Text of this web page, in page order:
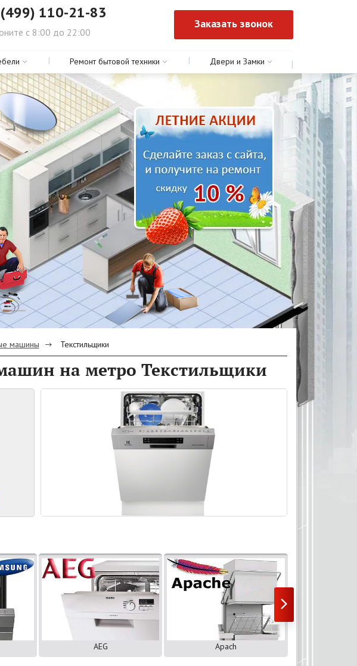
110-21-83
с 8:00 до 22:00
Заказать звонок
Ремонт бытовой техники Двери и Замки
машины Текстильщики
на метро Текстильщики
AEG Apach